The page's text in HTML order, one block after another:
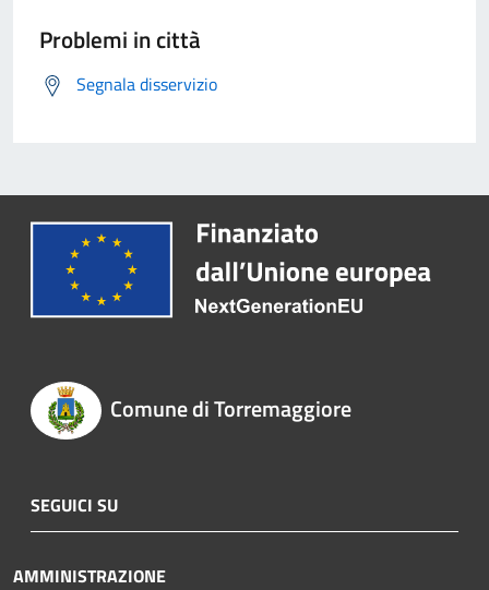
Problemi in città
Segnala disservizio
Comune di Torremaggiore
SEGUICI SU
AMMINISTRAZIONE